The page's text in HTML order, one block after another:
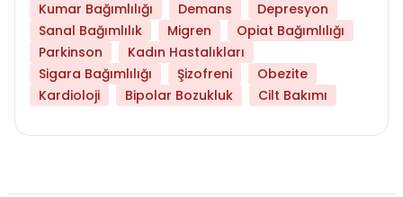
Kumar Bağımlılığı
Demans
Depresyon
Sanal Bağımlılık
Migren
Opiat Bağımlılığı
Parkinson
Kadın Hastalıkları
Sigara Bağımlılığı
Şizofreni
Obezite
Kardioloji
Bipolar Bozukluk Cilt Bakımı